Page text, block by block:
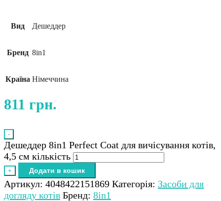
Вид Дешеддер
Бренд 8in1
Країна Німеччина
811 грн.
-
Дешеддер 8in1 Perfect Coat для вичісування котів,
4,5 см кількість
+ Додати в кошик
Артикул: 4048422151869 Категорія: Засоби для
догляду котів Бренд: 8in1